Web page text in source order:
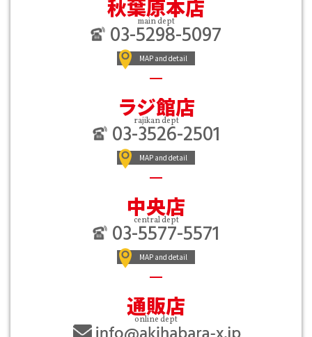
秋葉原本店
main dept
03-5298-5097
MAP and detail
ラジ館店
rajikan dept
03-3526-2501
MAP and detail
中央店
central dept
03-5577-5571
MAP and detail
通販店
online dept